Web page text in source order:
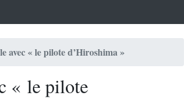
« le pilote d’Hiroshima »
« le pilote